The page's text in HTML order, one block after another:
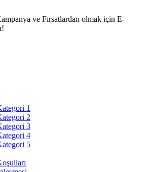
ve Fırsatlardan olmak için E-
1
2
3
4
5